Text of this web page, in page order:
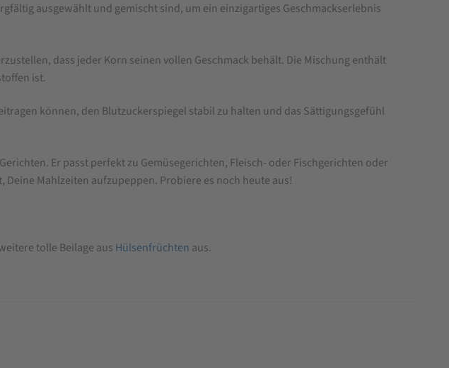
ausgewählt und gemischt sind, um ein einzigartiges Geschmackserlebnis
dass jeder Korn seinen vollen Geschmack behält. Die Mischung enthält
ist.
können, den Blutzuckerspiegel stabil zu halten und das Sättigungsgefühl
Er passt perfekt zu Gemüsegerichten, Fleisch- oder Fischgerichten oder
Mahlzeiten aufzupeppen. Probiere es noch heute aus!
tolle Beilage aus Hülsenfrüchten aus.